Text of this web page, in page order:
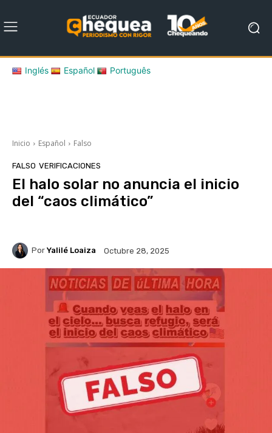
Inglés Español Português
Inicio Español Falso
FALSO VERIFICACIONES
El halo solar no anuncia el inicio
del “caos climático”
Por Yalilé Loaiza Octubre 28, 2025